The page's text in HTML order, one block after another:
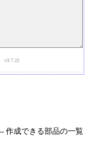
v3.7.22
作成できる部品の一覧